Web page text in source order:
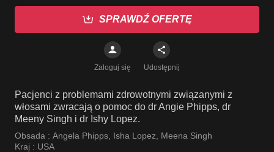
SPRAWDŹ OFERTĘ
Zaloguj się Udostępnij
Pacjenci z problemami zdrowotnymi związanymi z
włosami zwracają o pomoc do dr Angie Phipps, dr
Meeny Singh i dr Ishy Lopez.
Obsada : Angela Phipps Isha Lopez
Meena Singh
Kraj : USA